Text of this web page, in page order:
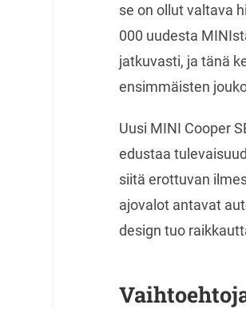
se on ollut valtava
000 uudesta
jatkuvasti, ja tänä
ensimmäisten
Uusi MINI Cooper
edustaa
siitä erottuvan
ajovalot antavat
design tuo